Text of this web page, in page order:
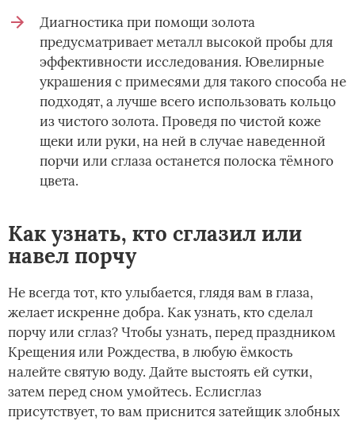
Диагностика при помощи золота
предусматривает металл высокой пробы для
эффективности исследования. Ювелирные
украшения с примесями для такого способа не
подходят, а лучше всего использовать кольцо
из чистого золота. Проведя по чистой коже
щеки или руки, на ней в случае наведенной
порчи или сглаза останется полоска тёмного
цвета.
Как узнать, кто сглазил или
навел порчу
Не всегда тот, кто улыбается, глядя вам в глаза,
желает искренне добра. Как узнать, кто сделал
порчу или сглаз? Чтобы узнать, перед праздником
Крещения или Рождества, в любую ёмкость
налейте святую воду. Дайте выстоять ей сутки,
затем перед сном умойтесь. Если­сглаз
присутствует, то вам приснится затейщик злобных